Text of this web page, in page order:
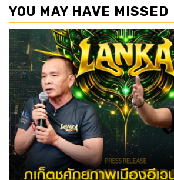
YOU MAY HAVE MISSED